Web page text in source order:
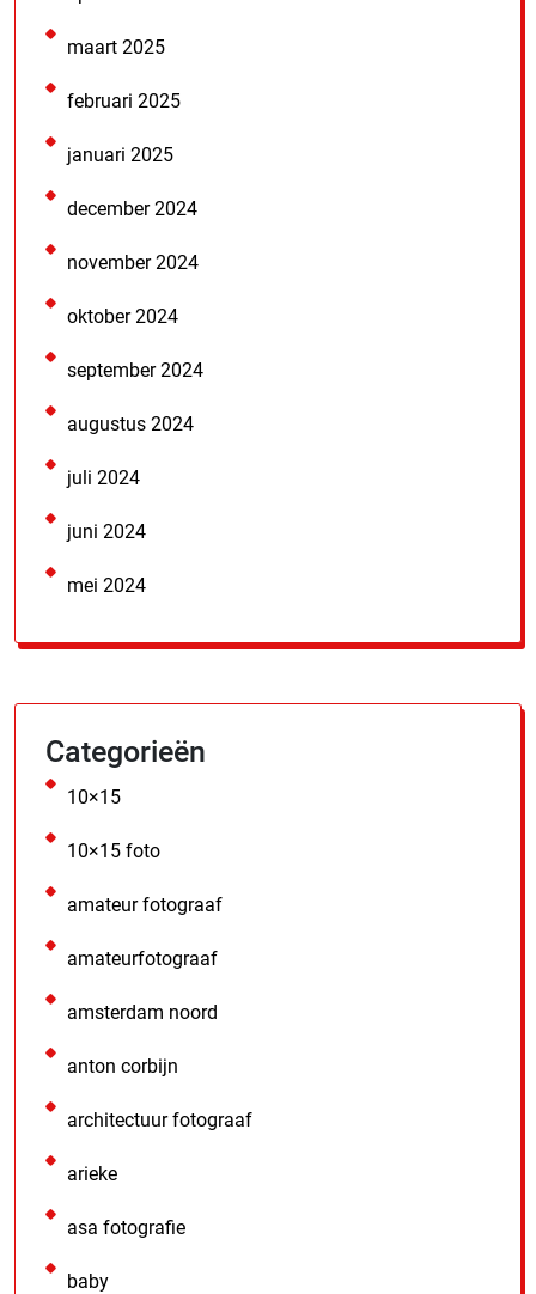
maart 2025
februari 2025
januari 2025
december 2024
november 2024
oktober 2024
september 2024
augustus 2024
juli 2024
juni 2024
mei 2024
Categorieën
10×15
10×15 foto
amateur fotograaf
amateurfotograaf
amsterdam noord
anton corbijn
architectuur fotograaf
arieke
asa fotografie
baby